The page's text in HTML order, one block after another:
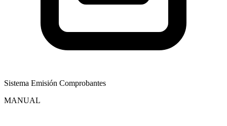
Sistema Emisión Comprobantes
MANUAL